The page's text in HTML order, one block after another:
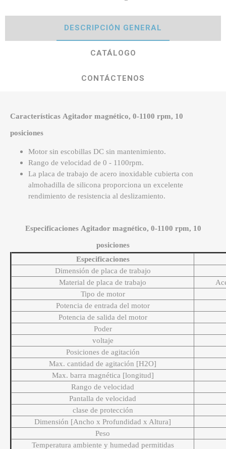
DESCRIPCIÓN GENERAL
CATÁLOGO
CONTÁCTENOS
Características Agitador magnético, 0-1100 rpm, 10
posiciones
Motor sin escobillas DC sin mantenimiento.
Rango de velocidad de 0 - 1100rpm.
La placa de trabajo de acero inoxidable cubierta con
almohadilla de silicona proporciona un excelente
rendimiento de resistencia al deslizamiento.
Especificaciones Agitador magnético, 0-1100 rpm, 10
posiciones
Especificaciones
Dimensión de placa de trabajo
Material de placa de trabajo
Tipo de motor
Potencia de entrada del motor
Potencia de salida del motor
Poder
voltaje
Posiciones de agitación
Max. cantidad de agitación [H2O]
Max. barra magnética [longitud]
Rango de velocidad
Pantalla de velocidad
clase de protección
Dimensión [Ancho x Profundidad x Altura]
Peso
Temperatura ambiente y humedad permitidas